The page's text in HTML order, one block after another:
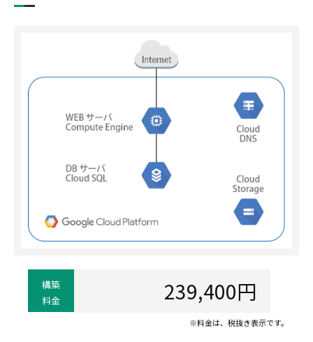
構築
料金
239,400円
※料金は、税抜き表示です。